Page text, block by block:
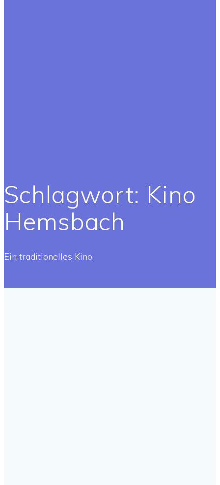
Schlagwort: Kino
Hemsbach
Ein traditionelles Kino